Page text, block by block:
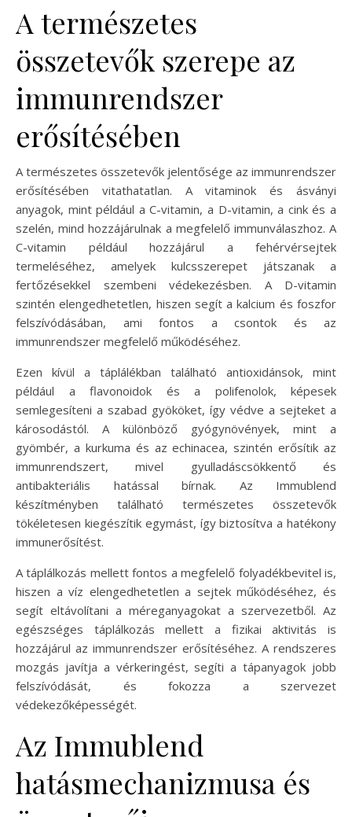
A természetes
összetevők szerepe az
immunrendszer
erősítésében
A természetes összetevők jelentősége az immunrendszer
erősítésében vitathatatlan. A vitaminok és ásványi
anyagok, mint például a C-vitamin, a D-vitamin, a cink és a
szelén, mind hozzájárulnak a megfelelő immunválaszhoz. A
C-vitamin például hozzájárul a fehérvérsejtek
termeléséhez, amelyek kulcsszerepet játszanak a
fertőzésekkel szembeni védekezésben. A D-vitamin
szintén elengedhetetlen, hiszen segít a kalcium és foszfor
felszívódásában, ami fontos a csontok és az
immunrendszer megfelelő működéséhez.
Ezen kívül a táplálékban található antioxidánsok, mint
például a flavonoidok és a polifenolok, képesek
semlegesíteni a szabad gyököket, így védve a sejteket a
károsodástól. A különböző gyógynövények, mint a
gyömbér, a kurkuma és az echinacea, szintén erősítik az
immunrendszert, mivel gyulladáscsökkentő és
antibakteriális hatással bírnak. Az Immublend
készítményben található természetes összetevők
tökéletesen kiegészítik egymást, így biztosítva a hatékony
immunerősítést.
A táplálkozás mellett fontos a megfelelő folyadékbevitel is,
hiszen a víz elengedhetetlen a sejtek működéséhez, és
segít eltávolítani a méreganyagokat a szervezetből. Az
egészséges táplálkozás mellett a fizikai aktivitás is
hozzájárul az immunrendszer erősítéséhez. A rendszeres
mozgás javítja a vérkeringést, segíti a tápanyagok jobb
felszívódását, és fokozza a szervezet
védekezőképességét.
Az Immublend
hatásmechanizmusa és